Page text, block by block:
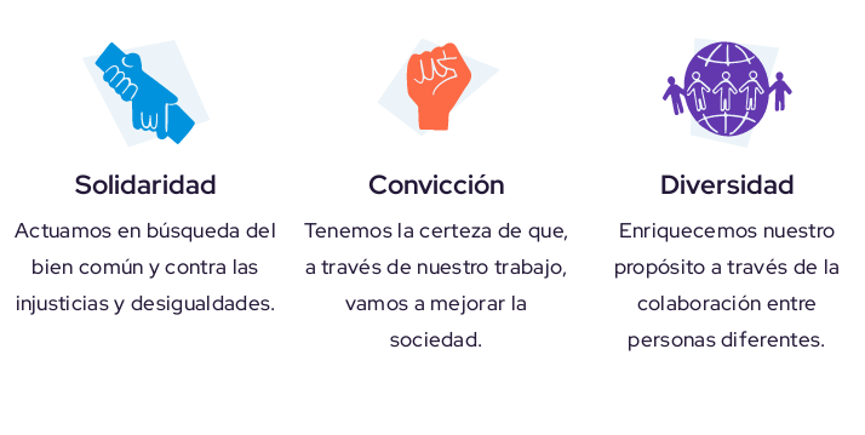
Solidaridad
Actuamos en búsqueda del
bien común y contra las
injusticias y desigualdades.
Convicción
Tenemos la certeza de que,
a través de nuestro trabajo,
vamos a mejorar la
sociedad.
Diversidad
Enriquecemos nuestro
propósito a través de la
colaboración entre
personas diferentes.